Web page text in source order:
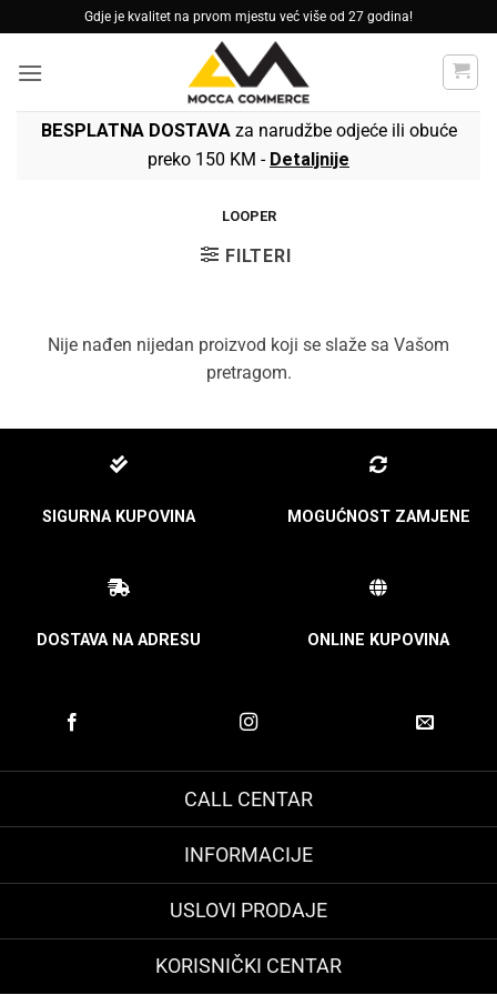
to
content
Gdje je kvalitet na prvom mjestu već više od 27 godina!
BESPLATNA DOSTAVAza narudžbe odjeće ili obuće
preko 150 KM - Detaljnije
LOOPER
FILTERI
Nije nađen nijedan proizvod koji se slaže sa Vašom
pretragom.
SIGURNA KUPOVINA MOGUĆNOST ZAMJENE
DOSTAVA NA ADRESU ONLINE KUPOVINA
CALL CENTAR
INFORMACIJE
USLOVI PRODAJE
KORISNIČKI CENTAR